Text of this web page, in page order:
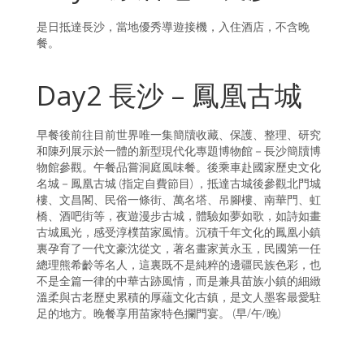
是日抵達長沙，當地優秀導遊接機，入住酒店，不含晚
餐。
Day2 長沙 – 鳳凰古城
早餐後前往目前世界唯一集簡牘收藏、保護、整理、研究
和陳列展示於一體的新型現代化專題博物館－長沙簡牘博
物館參觀。午餐品嘗洞庭風味餐。後乘車赴國家歷史文化
名城－鳳凰古城 (指定自費節目) ，抵達古城後參觀北門城
樓、文昌閣、民俗一條街、萬名塔、吊腳樓、南華門、虹
橋、酒吧街等，夜遊漫步古城，體驗如夢如歌，如詩如畫
古城風光，感受淳樸苗家風情。沉積千年文化的鳳凰小鎮
裏孕育了一代文豪沈從文，著名畫家黃永玉，民國第一任
總理熊希齡等名人，這裏既不是純粹的邊疆民族色彩，也
不是全篇一律的中華古跡風情，而是兼具苗族小鎮的細緻
溫柔與古老歷史累積的厚蘊文化古鎮，是文人墨客最愛駐
足的地方。晚餐享用苗家特色攔門宴。 (早/午/晚)